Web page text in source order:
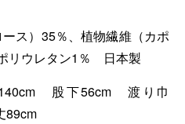
ス）35％、植物繊維（カポ
リウレタン1％ 日本製
股下56cm 渡り巾